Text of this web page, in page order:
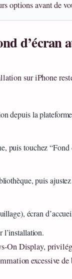
options avant de
d’écran
sur iPhone
depuis la
puis touchez
puis
écran
l’installation.
On Display,
excessive de